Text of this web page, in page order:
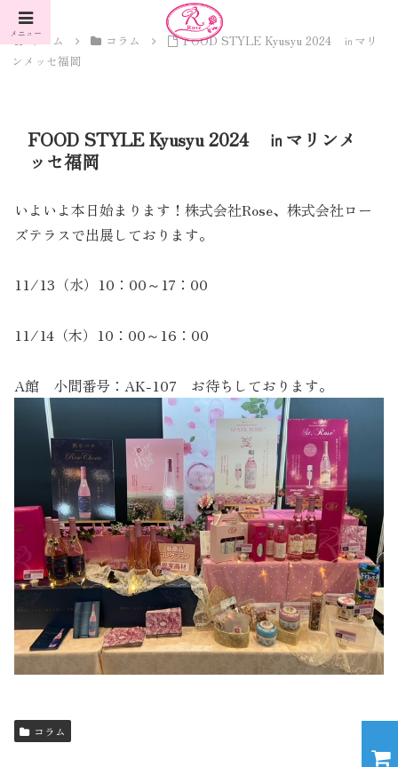
ホーム コラム
FOOD STYLE Kyusyu 2024 ㏌マリ
ンメッセ福岡
FOOD STYLE Kyusyu 2024 ㏌マリンメ
ッセ福岡
いよいよ本日始まります！株式会社Rose、株式会社ロー
ズテラスで出展しております。
11/13（水）10：00～17：00
11/14（木）10：00～16：00
A館 小間番号：AK-107 お待ちしております。
コラム
メニュー